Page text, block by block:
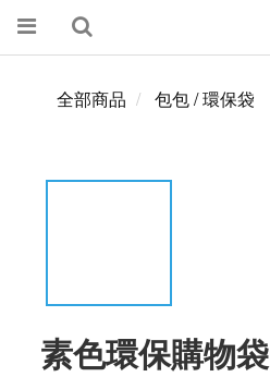
全部商品 包包 / 環保袋
素色環保購物袋